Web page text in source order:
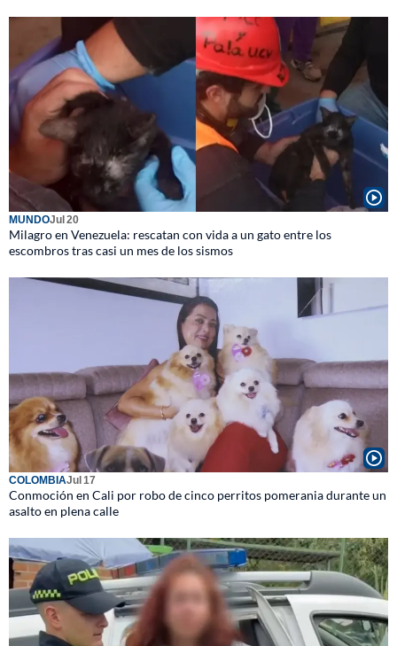
MUNDOJul 20
Milagro en Venezuela: rescatan con vida a un gato entre los
escombros tras casi un mes de los sismos
COLOMBIAJul 17
Conmoción en Cali por robo de cinco perritos pomerania durante un
asalto en plena calle